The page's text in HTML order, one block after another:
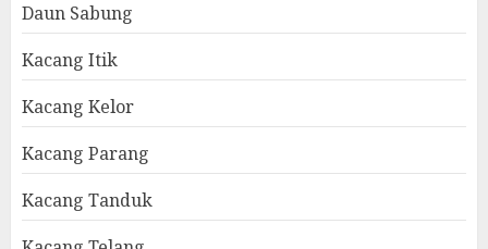
Daun Sabung
Kacang Itik
Kacang Kelor
Kacang Parang
Kacang Tanduk